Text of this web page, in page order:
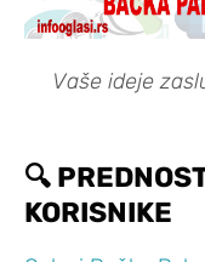
Vaše ideje
🔍
KORISNIKE